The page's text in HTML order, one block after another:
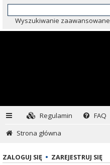
Wyszukiwanie zaawansowane
Regulamin
FAQ
Strona główna
ZALOGUJ SIĘ • ZAREJESTRUJ SIĘ